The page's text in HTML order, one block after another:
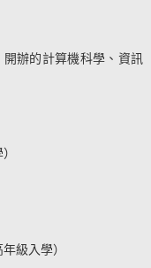
辦的計算機科學、資訊
級入學）